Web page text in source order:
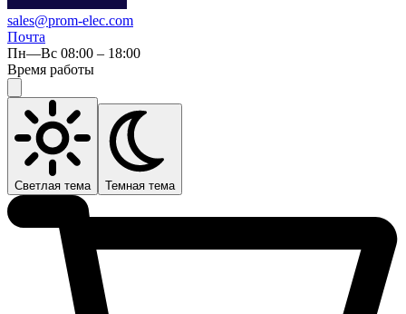
sales@prom-elec.com
Почта
Пн—Вс 08:00 – 18:00
Время работы
Светлая тема Темная тема